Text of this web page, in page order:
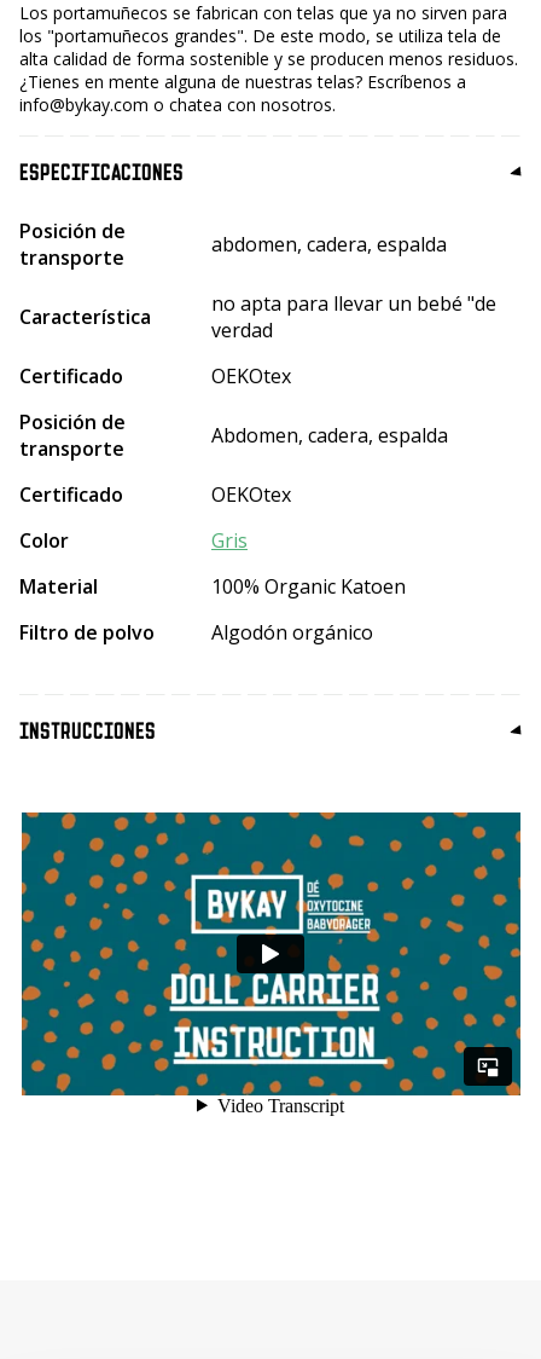
Los portamuñecos se fabrican con telas que ya no sirven para
los "portamuñecos grandes". De este modo, se utiliza tela de
alta calidad de forma sostenible y se producen menos residuos.
¿Tienes en mente alguna de nuestras telas? Escríbenos a
info@bykay.com o chatea con nosotros.
ESPECIFICACIONES
Posición de
transporte
abdomen, cadera, espalda
Característica
no apta para llevar un bebé "de
verdad
Certificado
OEKOtex
Posición de
transporte
Abdomen, cadera, espalda
Certificado
OEKOtex
Color
Gris
Material
100% Organic Katoen
Filtro de polvo
Algodón orgánico
INSTRUCCIONES